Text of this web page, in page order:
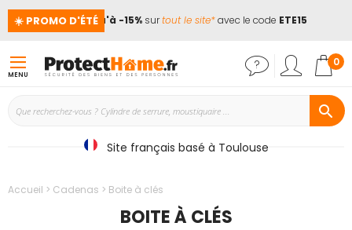
☀️ PROMO D'ÉTÉ
📢Jusqu'à -15%surtout le site*avec le codeETE15
MENU
0
Site français basé à Toulouse
Accueil Cadenas Boite à clés
BOITE À CLÉS